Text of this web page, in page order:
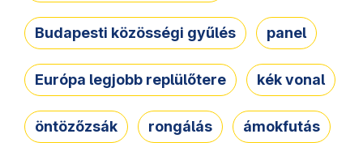
Budapesti közösségi gyűlés panel
Európa legjobb replülőtere kék vonal
öntözőzsák rongálás ámokfutás